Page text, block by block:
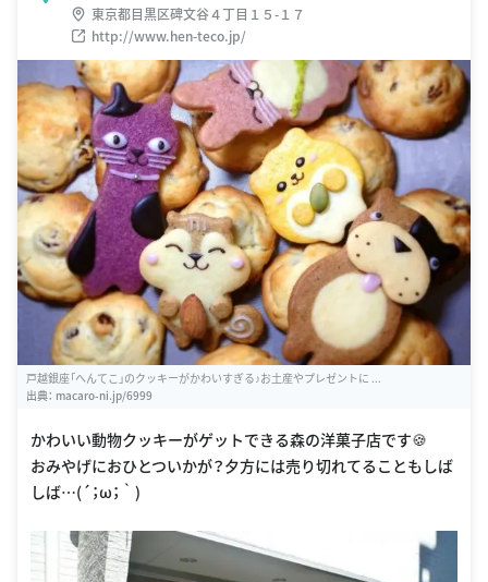
東京都目黒区碑文谷４丁目１５-１７
http://www.hen-teco.jp/
戸越銀座「へんてこ」のクッキーがかわいすぎる♪お土産やプレゼントに ...
出典： macaro-ni.jp/6999
かわいい動物クッキーがゲットできる森の洋菓子店です🍪
おみやげにおひとついかが？夕方には売り切れてることもしば
しば…(´；ω；｀)